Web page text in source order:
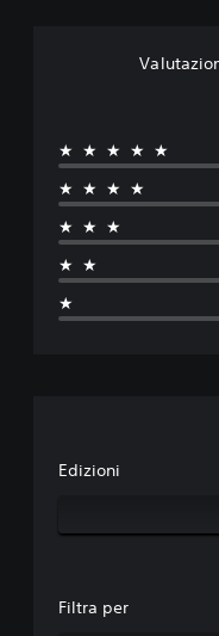
★★★★★
★★★★
★★★
★★
★
Edizioni
Filtra per